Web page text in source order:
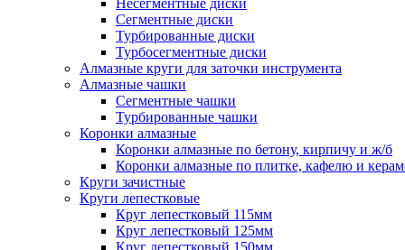
Несегментные диски
Сегментные диски
Турбированные диски
Турбосегментные диски
Алмазные круги для заточки инструмента
Алмазные чашки
Сегментные чашки
Турбированные чашки
Коронки алмазные
Коронки алмазные по бетону, кирпичу и ж/б
Коронки алмазные по плитке, кафелю и
Круги зачистные
Круги лепестковые
Круг лепестковый 115мм
Круг лепестковый 125мм
Круг лепестковый 150мм